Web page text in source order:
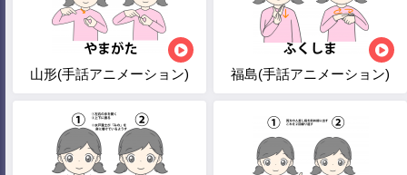
山形(手話アニメーション) 福島(手話アニメーション)